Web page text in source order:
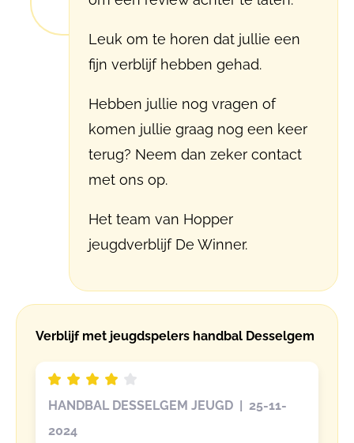
Leuk om te horen dat jullie een
fijn verblijf hebben gehad.
Hebben jullie nog vragen of
komen jullie graag nog een keer
terug? Neem dan zeker contact
met ons op.
Het team van Hopper
jeugdverblijf De Winner.
Verblijf met jeugdspelers handbal Desselgem
HANDBAL DESSELGEM JEUGD | 25-11-
2024